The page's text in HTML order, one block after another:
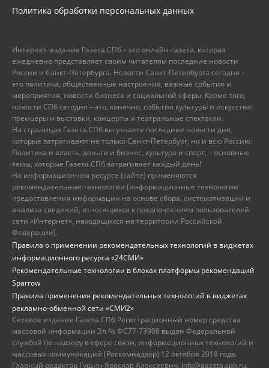
Политика обработки персональных данных
Интернет-издание Газета.СПб – это онлайн-газета, которая
ежедневно представляет своим читателям последние новости
России и Санкт-Петербурга. Новости Санкт-Петербурга сегодня –
это политика, общественные настроения, важные события и
мероприятия, новости бизнеса и социальной сферы. Кроме того,
новости СПб сегодня – это, конечно, события культуры и искусства:
премьеры и выставки, концерты и театральные спектакли.
На страницах Газета.СПб вы узнаете последние новости дня,
которые затрагивают не только Санкт-Петербург, но и всю Россию.
Политика и власть, деньги и бизнес, культура и спорт, – основные
темы, которые Газета.СПб затрагивает каждый день!
На информационном ресурсе (сайте) применяются
рекомендательные технологии (информационные технологии
предоставления информации на основе сбора, систематизации и
анализа сведений, относящихся к предпочтениям пользователей
сети «Интернет», находящихся на территории Российской
Федерации).
Правила о применении рекомендательных технологий в виджетах
информационного ресурса «24СМИ»
Рекомендательные технологии в блоках платформы рекомендаций
Sparrow
Правила применения рекомендательных технологий в виджетах
рекламно-обменной сети «СМИ2»
Сетевое издание Газета.СПб Регистрационный номер средства
массовой информации Эл № ФС77-73908 выдан Федеральной
службой по надзору в сфере связи, информационных технологий и
массовых коммуникаций (Роскомнадзор) 12 октября 2018 года.
Главный редактор Гущин Ярослав Алексеевич, info@gazeta.spb.ru,